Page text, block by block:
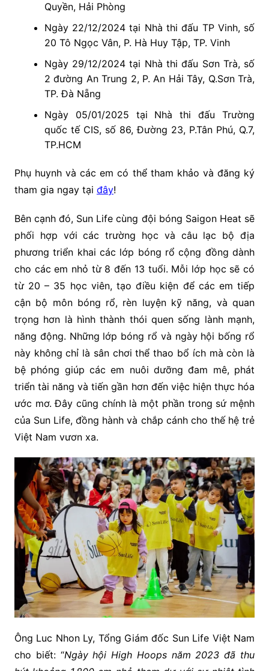
Quyền, Hải Phòng
Ngày 22/12/2024 tại Nhà thi đấu TP Vinh, số
20 Tô Ngọc Vân, P. Hà Huy Tập, TP. Vinh
Ngày 29/12/2024 tại Nhà thi đấu Sơn Trà, số
2 đường An Trung 2, P. An Hải Tây, Q.Sơn Trà,
TP. Đà Nẵng
Ngày 05/01/2025 tại Nhà thi đấu Trường
quốc tế CIS, số 86, Đường 23, P.Tân Phú, Q.7,
TP.HCM
Phụ huynh và các em có thể tham khảo và đăng ký
tham gia ngay tại đây!
Bên cạnh đó, Sun Life cùng đội bóng Saigon Heat sẽ
phối hợp với các trường học và câu lạc bộ địa
phương triển khai các lớp bóng rổ cộng đồng dành
cho các em nhỏ từ 8 đến 13 tuổi. Mỗi lớp học sẽ có
từ 20 – 35 học viên, tạo điều kiện để các em tiếp
cận bộ môn bóng rổ, rèn luyện kỹ năng, và quan
trọng hơn là hình thành thói quen sống lành mạnh,
năng động. Những lớp bóng rổ và ngày hội bống rổ
này không chỉ là sân chơi thể thao bổ ích mà còn là
bệ phóng giúp các em nuôi dưỡng đam mê, phát
triển tài năng và tiến gần hơn đến việc hiện thực hóa
ước mơ. Đây cũng chính là một phần trong sứ mệnh
của Sun Life, đồng hành và chắp cánh cho thế hệ trẻ
Việt Nam vươn xa.
Ông Luc Nhon Ly, Tổng Giám đốc Sun Life Việt Nam
cho biết: “Ngày hội High Hoops năm 2023 đã thu